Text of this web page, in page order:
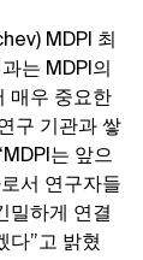
MDPI 최
는 MDPI의
매우 중요한
구 기관과 쌓
는 앞으
서 연구자들
밀하게 연결
다”고 밝혔